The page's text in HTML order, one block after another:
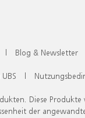
| Blog & Newsletter
|
Diese
der